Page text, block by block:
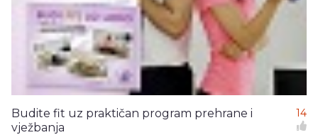
Budite fit uz praktičan program prehrane i
vježbanja
14